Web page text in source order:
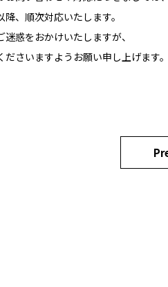
降、順次対応いたします。
迷惑をおかけいたしますが、
ださいますようお願い申し上げます。